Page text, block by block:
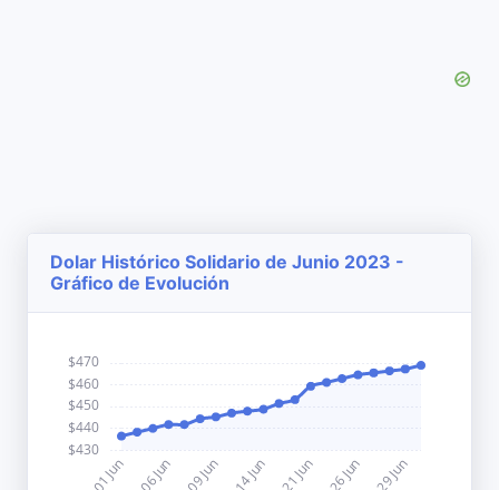
Dolar Histórico Solidario de Junio 2023 -
Gráfico de Evolución